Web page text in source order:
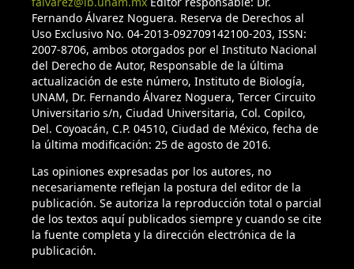
Cran.r-project. 2018b. mgcv package. Berkeley, California.
Recuperado el 20 de junio, 2018 de:https://cran.r-
project.org/web/packages/mgcv/mgcv.pdf
Cran.r-project. 2018c. Vegan package. Berkeley, California.
Recuperado el 20 de junio, 2018 de:https://cran.r-
project.org/web/packages/vegan/vegan.pdf
Crowley, T.J. y Lowery, T.S. (2000). How warm the Medieval
Warm Period? Journal of the Human Environment, 29, 51 –
Cuna, E., Zawista, E., Caballero, M., Ruiz-Fernández, A.C.,
Lozano-García, S. y Alcocer, J. (2014). Environmental impacts
of little ice age cooling in central México recorded in the
Fernando Álvarez Noguera. Reserva de Derechos al
Uso Exclusivo No. 04-2013-092709142100-203, ISSN:
2007-8706, ambos otorgados por el Instituto Nacional
del Derecho de Autor, Responsable de la última
actualización de este número, Instituto de Biología,
UNAM, Dr. Fernando Álvarez Noguera, Tercer Circuito
Universitario s/n, Ciudad Universitaria, Col. Copilco,
Del. Coyoacán, C.P. 04510, Ciudad de México, fecha de
la última modificación: 25 de agosto de 2016.
Las opiniones expresadas por los autores, no
necesariamente reflejan la postura del editor de la
publicación. Se autoriza la reproducción total o parcial
de los textos aquí publicados siempre y cuando se cite
la fuente completa y la dirección electrónica de la
publicación.